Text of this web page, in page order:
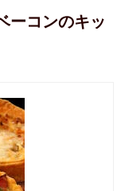
ーコンのキッ